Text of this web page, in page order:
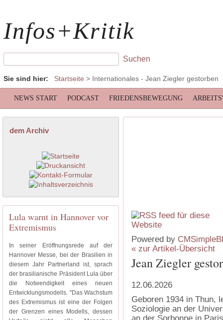
Infos+Kritik
Sie sind hier: Startseite > Internationales - Jean Ziegler gestorben
NEWS START PODCAST FRIEDENSBEWEGUNG
dem Archiv
Lula warnt in Hannover vor
Extremismus
In seiner Eröffnungsrede auf der
Hannover Messe, bei der Brasilien in
diesem Jahr Partnerland ist, sprach
der brasilianische Präsident Lula über
die Notwendigkeit eines neuen
Entwicklungsmodells. "Das Wachstum
des Extremismus ist eine der Folgen
der Grenzen eines Modells, dessen
Powered by
« zur Artikel-Übersicht
Jean Ziegler
12.06.2026
Ge­boren 1934 in Thun,
Soziologie an der